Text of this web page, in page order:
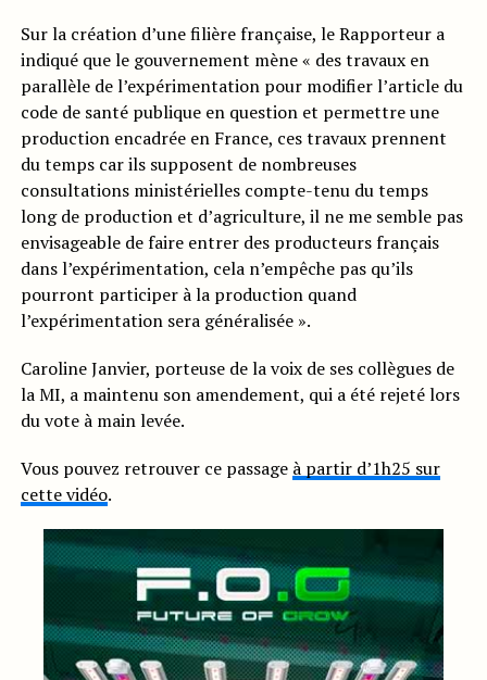
Sur la création d’une filière française, le Rapporteur a
indiqué que le gouvernement mène « des travaux en
parallèle de l’expérimentation pour modifier l’article du
code de santé publique en question et permettre une
production encadrée en France, ces travaux prennent
du temps car ils supposent de nombreuses
consultations ministérielles compte-tenu du temps
long de production et d’agriculture, il ne me semble pas
envisageable de faire entrer des producteurs français
dans l’expérimentation, cela n’empêche pas qu’ils
pourront participer à la production quand
l’expérimentation sera généralisée ».
Caroline Janvier, porteuse de la voix de ses collègues de
la MI, a maintenu son amendement, qui a été rejeté lors
du vote à main levée.
Vous pouvez retrouver ce passage à partir d’1h25 sur
cette vidéo.